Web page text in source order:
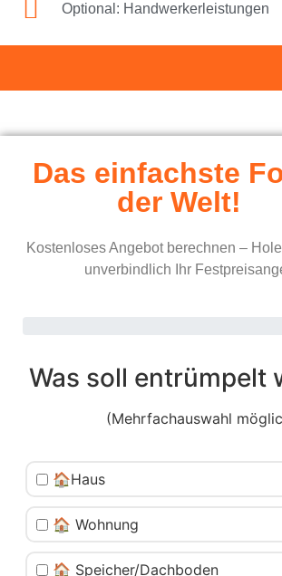
Optional: Handwerkerleistungen
Das einfachste
der Welt!
Kostenloses Angebot berechnen –
unverbindlich Ihr
Was soll entrümpelt
(Mehrfachauswahl
🏠Haus
🏠 Wohnung
🏠 Speicher/Dachboden